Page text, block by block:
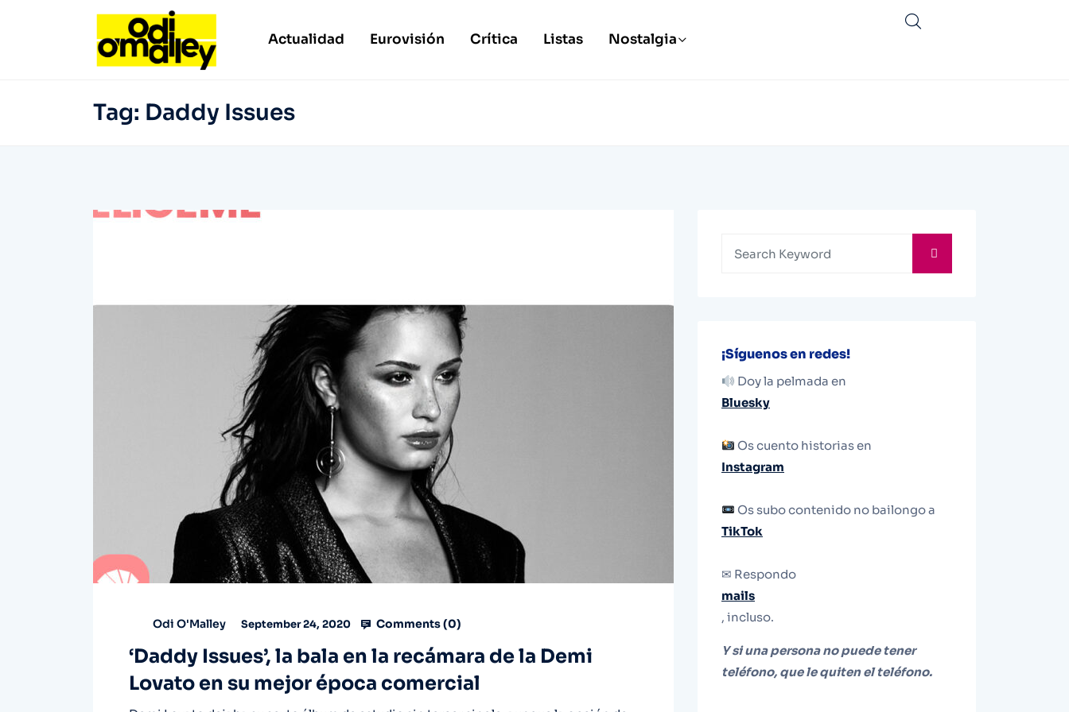
Actualidad Eurovisión Crítica Listas Nostalgia
Tag: Daddy Issues
Odi O'Malley September 24, 2020 Comments (0)
‘Daddy Issues’, la bala en la recámara de la Demi
Lovato en su mejor época comercial
¡Síguenos en redes!
Doy la pelmada en
Bluesky
Os cuento historias en
Instagram
Os subo contenido no bailongo a
TikTok
✉ Respondo
mails
, incluso.
Y si una persona no puede tener
teléfono, que le quiten el teléfono.